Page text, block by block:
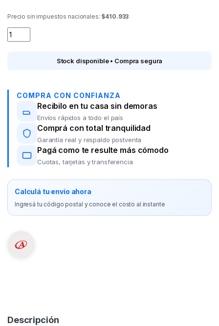
Precio sin impuestos nacionales: $410.933
Placard 6 puertas 2 cajones RICCHEZZE Tana Cedro quantity
Stock disponible • Compra segura
COMPRA CON CONFIANZA
Recibilo en tu casa sin demoras
Envíos rápidos a todo el país
Comprá con total tranquilidad
Garantía real y respaldo postventa
Pagá como te resulte más cómodo
Cuotas, tarjetas y transferencia
Calculá tu envío ahora
Ingresá tu código postal y conoce el costo al instante
Descripción